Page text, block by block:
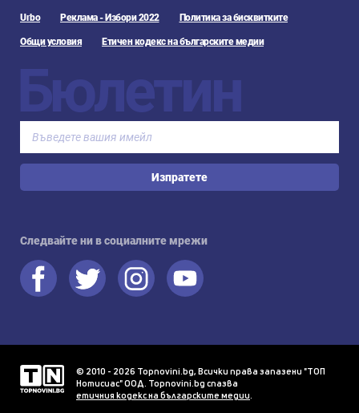
Urbo Реклама - Избори 2022 Политика за бисквитките
Общи условия Етичен кодекс на българските медии
Бюлетин
Изпратете
Следвайте ни в социалните мрежи
© 2010 - 2026 Topnovini.bg, Всички права запазени "ТОП
Нотисиас" ООД. Topnovini.bg спазва
етичния кодекс на българските медии